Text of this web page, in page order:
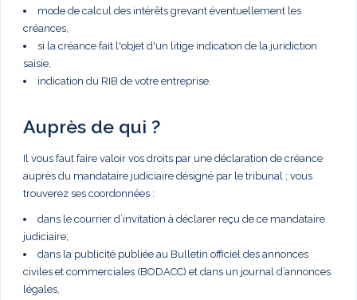
mode de calcul des intérêts grevant éventuellement les
créances,
si la créance fait l'objet d'un litige indication de la juridiction
saisie,
indication du RIB de votre entreprise.
Auprès de qui ?
Il vous faut faire valoir vos droits par une déclaration de créance
auprès du mandataire judiciaire désigné par le tribunal ; vous
trouverez ses coordonnées :
dans le courrier d’invitation à déclarer reçu de ce mandataire
judiciaire,
dans la publicité publiée au Bulletin officiel des annonces
civiles et commerciales (BODACC) et dans un journal d’annonces
légales,